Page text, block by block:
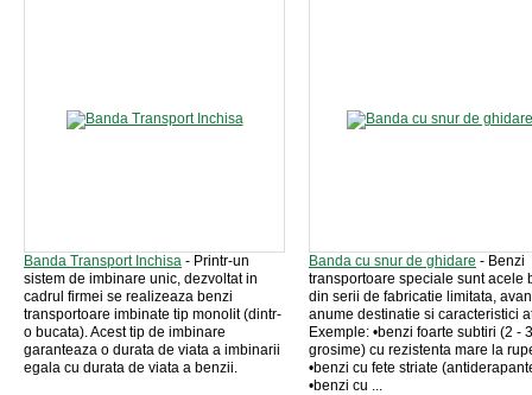
Banda Transport Inchisa - Printr-un
sistem de imbinare unic, dezvoltat in
cadrul firmei se realizeaza benzi
transportoare imbinate tip monolit (dintr-
o bucata). Acest tip de imbinare
garanteaza o durata de viata a imbinarii
egala cu durata de viata a benzii.
Banda cu snur de ghidare - Benzi
transportoare speciale sunt acele
din serii de fabricatie limitata,
anume destinatie si caracteristici
Exemple: •benzi foarte subtiri (2 -
grosime) cu rezistenta mare la
•benzi cu fete striate
•benzi cu ...